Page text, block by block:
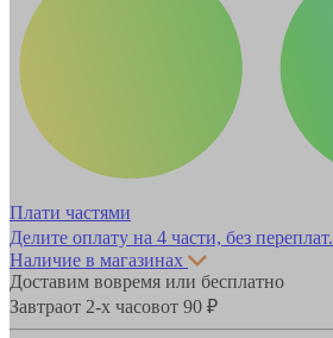
Плати частями
Делите оплату на 4 части, без переплат.
Наличие в магазинах
Доставим вовремя или бесплатно
Завтраот 2-х часовот 90 ₽